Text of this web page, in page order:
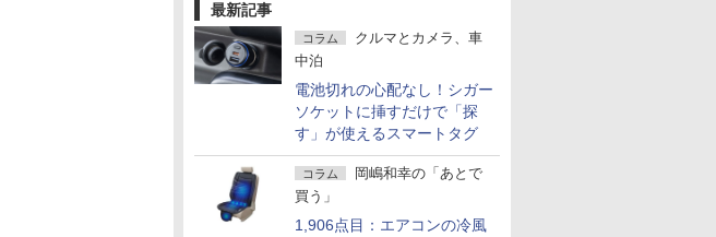
最新記事
コラム
クルマとカメラ、車
中泊
電池切れの心配なし！シガー
ソケットに挿すだけで「探
す」が使えるスマートタグ
コラム
岡嶋和幸の「あとで
買う」
1,906点目：エアコンの冷風